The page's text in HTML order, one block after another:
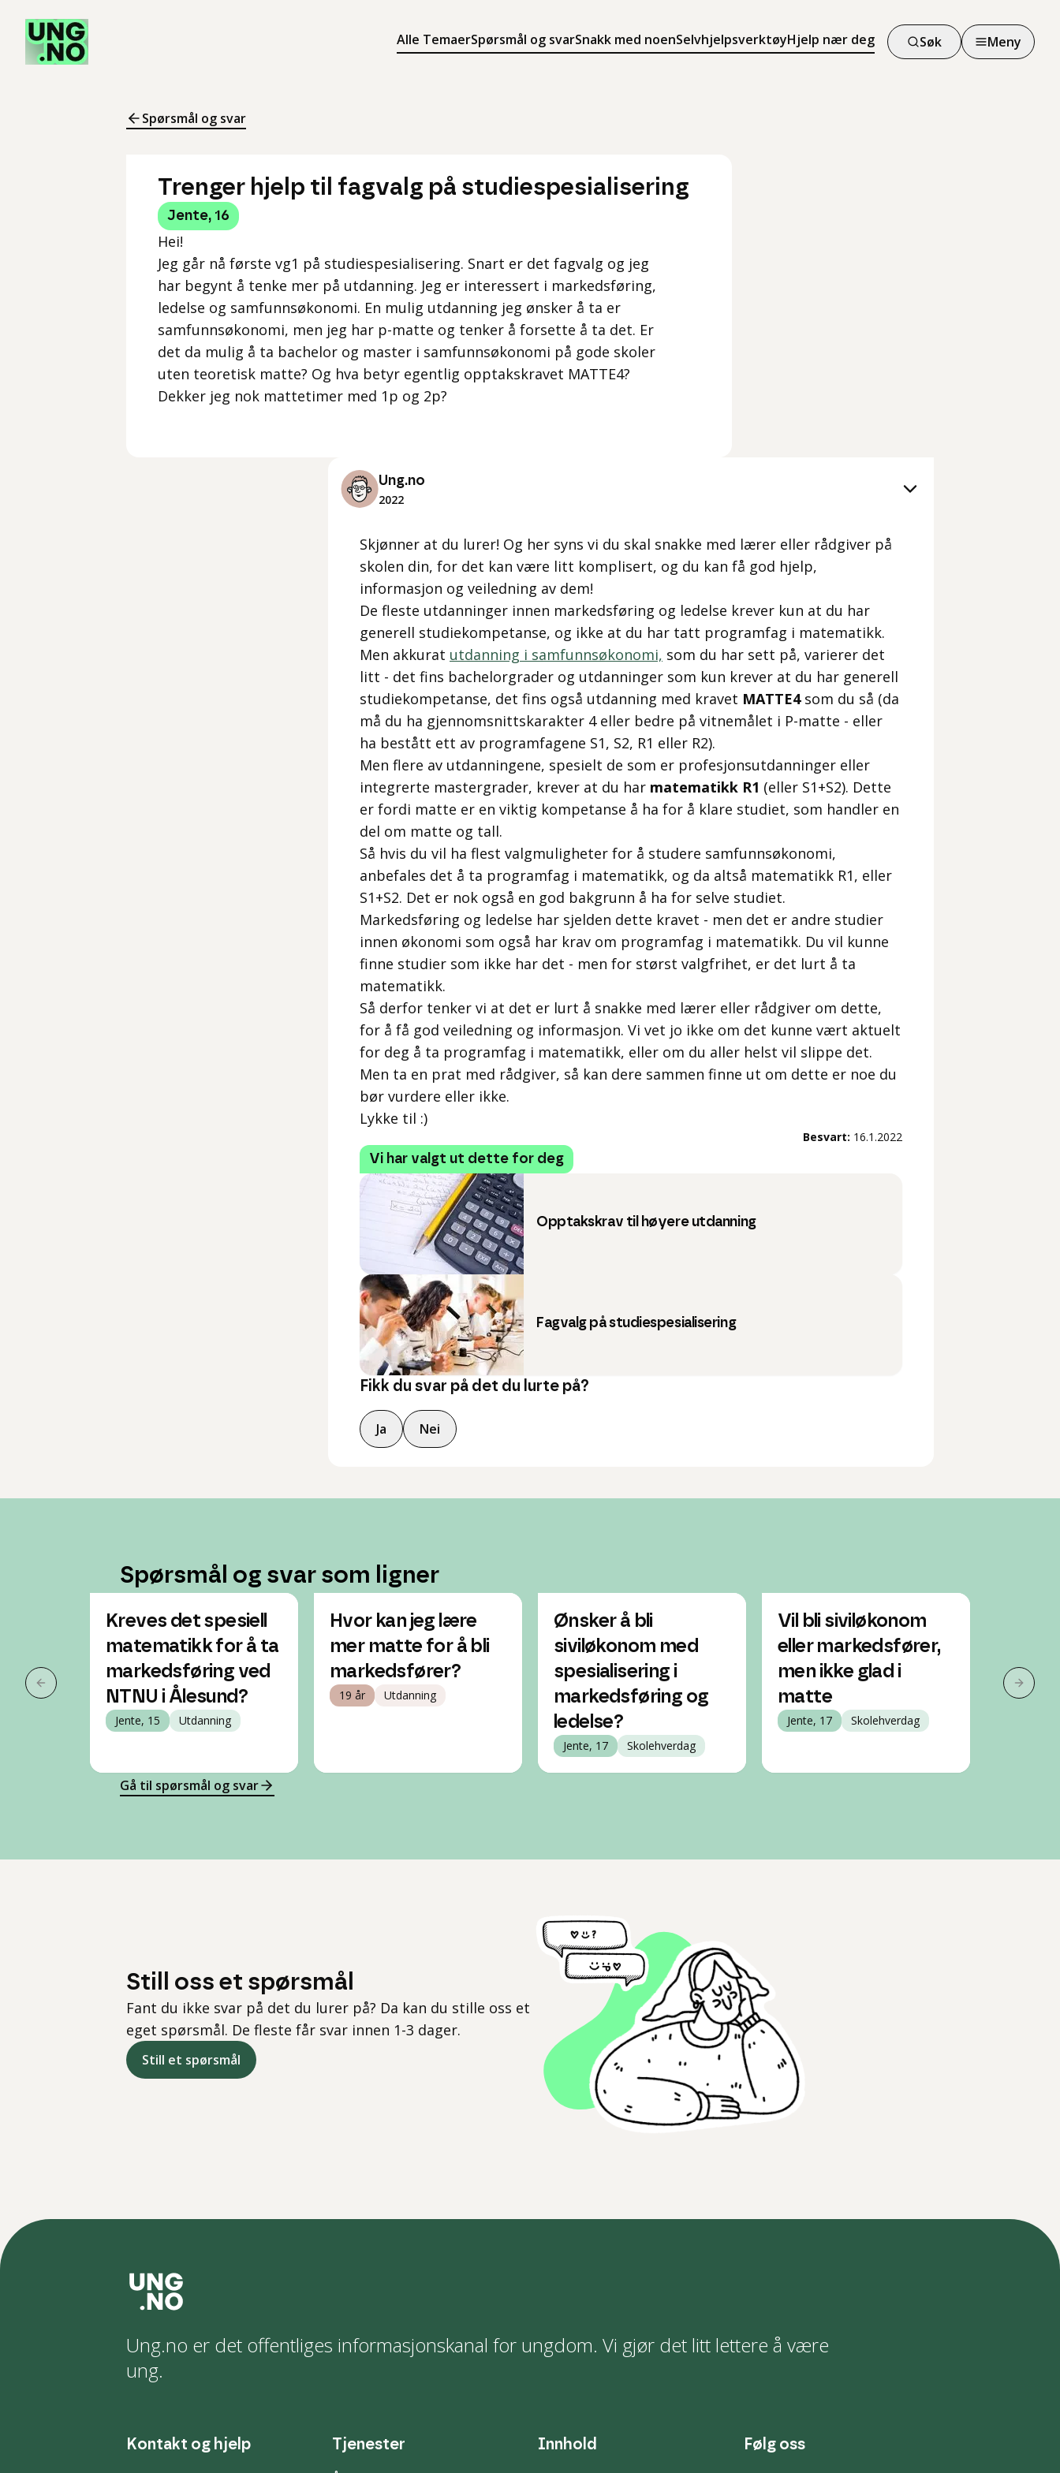
Alle TemaerSpørsmål og svarSnakk med noenSelvhjelpsverktøyHjelp nær deg
Søk
Søk
Meny
Meny
Spørsmål og svar
Trenger hjelp til fagvalg på studiespesialisering
Jente, 16
Hei!
Jeg går nå første vg1 på studiespesialisering. Snart er det fagvalg og jeg
har begynt å tenke mer på utdanning. Jeg er interessert i markedsføring,
ledelse og samfunnsøkonomi. En mulig utdanning jeg ønsker å ta er
samfunnsøkonomi, men jeg har p-matte og tenker å forsette å ta det. Er
det da mulig å ta bachelor og master i samfunnsøkonomi på gode skoler
uten teoretisk matte? Og hva betyr egentlig opptakskravet MATTE4?
Dekker jeg nok mattetimer med 1p og 2p?
Ung.no
2022
Skjønner at du lurer! Og her syns vi du skal snakke med lærer eller rådgiver på
skolen din, for det kan være litt komplisert, og du kan få god hjelp,
informasjon og veiledning av dem!
De fleste utdanninger innen markedsføring og ledelse krever kun at du har
generell studiekompetanse, og ikke at du har tatt programfag i matematikk.
Men akkurat utdanning i samfunnsøkonomi, som du har sett på, varierer det
litt - det fins bachelorgrader og utdanninger som kun krever at du har generell
studiekompetanse, det fins også utdanning med kravet MATTE4som du så (da
må du ha gjennomsnittskarakter 4 eller bedre på vitnemålet i P-matte - eller
ha bestått ett av programfagene S1, S2, R1 eller R2).
Men flere av utdanningene, spesielt de som er profesjonsutdanninger eller
integrerte mastergrader, krever at du har matematikk R1 (eller S1+S2). Dette
er fordi matte er en viktig kompetanse å ha for å klare studiet, som handler en
del om matte og tall.
Så hvis du vil ha flest valgmuligheter for å studere samfunnsøkonomi,
anbefales det å ta programfag i matematikk, og da altså matematikk R1, eller
S1+S2. Det er nok også en god bakgrunn å ha for selve studiet.
Markedsføring og ledelse har sjelden dette kravet - men det er andre studier
innen økonomi som også har krav om programfag i matematikk. Du vil kunne
finne studier som ikke har det - men for størst valgfrihet, er det lurt å ta
matematikk.
Så derfor tenker vi at det er lurt å snakke med lærer eller rådgiver om dette,
for å få god veiledning og informasjon. Vi vet jo ikke om det kunne vært aktuelt
for deg å ta programfag i matematikk, eller om du aller helst vil slippe det.
Men ta en prat med rådgiver, så kan dere sammen finne ut om dette er noe du
bør vurdere eller ikke.
Lykke til :)
Besvart: 16.1.2022
Vi har valgt ut dette for deg
Opptakskrav til høyere utdanning
Fagvalg på studiespesialisering
Fikk du svar på det du lurte på?
Ja Nei
Spørsmål og svar som ligner
Forrige slide
Kreves det spesiell
matematikk for å ta
markedsføring ved
NTNU i Ålesund?
Jente, 15 Utdanning
Hvor kan jeg lære
mer matte for å bli
markedsfører?
19 år Utdanning
Ønsker å bli
siviløkonom med
spesialisering i
markedsføring og
ledelse?
Jente, 17 Skolehverdag
Vil bli siviløkonom
eller markedsfører,
men ikke glad i
matte
Jente, 17 Skolehverdag
Gutt, 20
Neste
Gå til spørsmål og svar
Still oss et spørsmål
Fant du ikke svar på det du lurer på? Da kan du stille oss et
eget spørsmål. De fleste får svar innen 1-3 dager.
Still et spørsmål
Ung.no er det offentliges informasjonskanal for ungdom. Vi gjør det litt lettere å være
ung.
Kontakt og hjelp Tjenester Innhold Følg oss